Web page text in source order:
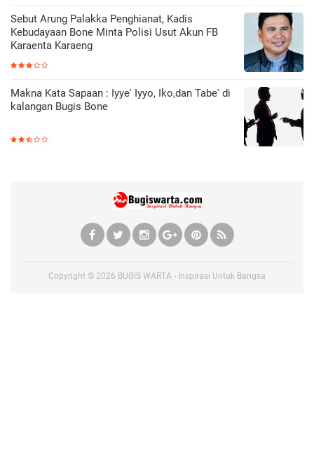
Sebut Arung Palakka Penghianat, Kadis
Kebudayaan Bone Minta Polisi Usut Akun FB
Karaenta Karaeng
Makna Kata Sapaan : Iyye' Iyyo, Iko,dan Tabe' di
kalangan Bugis Bone
Copyright © 2026 BUGIS WARTA - Inspirasi Untuk Bangsa